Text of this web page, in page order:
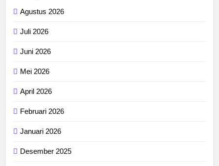
Agustus 2026
Juli 2026
Juni 2026
Mei 2026
April 2026
Februari 2026
Januari 2026
Desember 2025